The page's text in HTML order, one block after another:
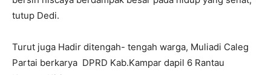
tutup Dedi.
Turut juga Hadir ditengah- tengah warga, Muliadi Caleg
Partai berkarya DPRD Kab.Kampar dapil 6 Rantau